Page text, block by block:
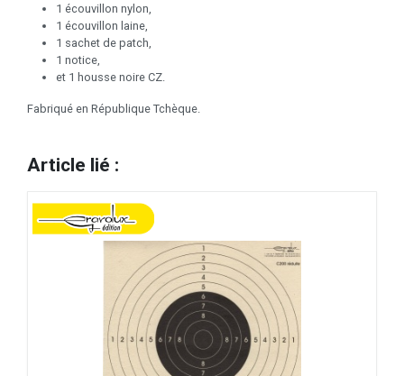
1 écouvillon nylon,
1 écouvillon laine,
1 sachet de patch,
1 notice,
et 1 housse noire CZ.
Fabriqué en République Tchèque.
Article lié :